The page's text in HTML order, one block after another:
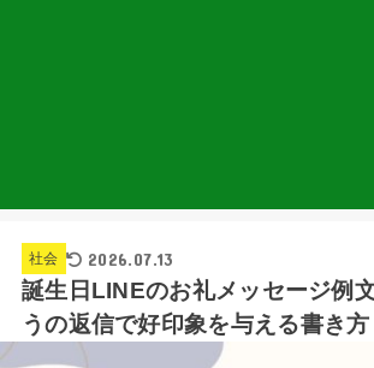
社会 2026.07.13
誕生日LINEのお礼メッセージ例
うの返信で好印象を与える書き方